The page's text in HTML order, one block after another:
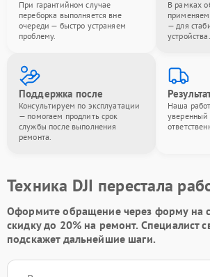
При гарантийном случае
переборка выполняется вне
очереди — быстро устраняем
проблему.
В рамках
— для
устройства.
Поддержка после
Консультируем по эксплуатации
— помогаем продлить срок
службы после выполнения
ремонта.
Наша
уверенный
Техника DJI перестала
Оформите обращение через форму на
скидку до 20%на ремонт. Специалист
подскажет дальнейшие шаги.